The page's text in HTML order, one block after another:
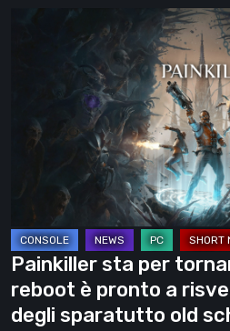
Painkiller
nuovo
pronto
a
risvegliare
la
nostalgia
Painkiller sta per
reboot è pronto a
degli sparatutto old